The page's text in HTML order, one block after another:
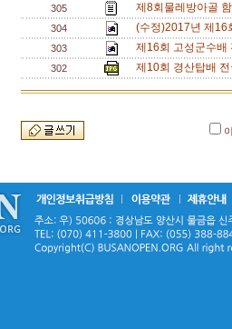
305 제8회물레방아골
304 (수정)2017년 제
303 제16회 고성군수
302 제10회 경산탑배